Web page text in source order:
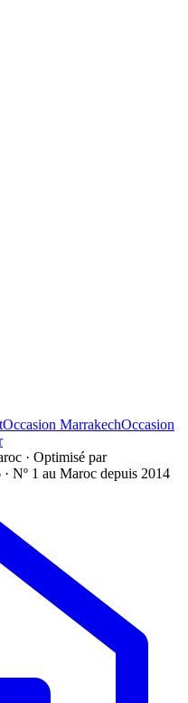
Occasion MarrakechOccasion
· Optimisé par
· Nº 1 au Maroc depuis 2014